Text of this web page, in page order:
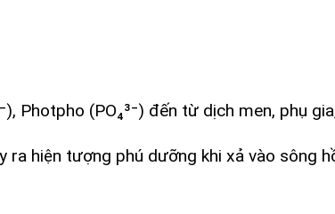
Photpho (PO₄³⁻) đến từ dịch men, phụ
ra hiện tượng phú dưỡng khi xả vào sông